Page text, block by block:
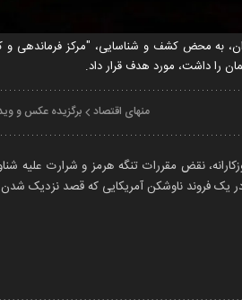
به محض کشف و شناسایی، "مرکز فرماندهی
را داشت، مورد هدف قرار داد.
منهای اقتصاد برگزیده عکس و
نقض مقررات تنگه هرمز و شرارت
یک فروند ناوشکن آمریکایی که قصد نزدیک